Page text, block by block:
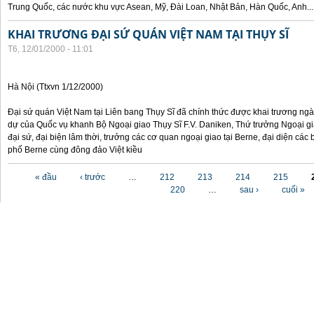
Trung Quốc, các nước khu vực Asean, Mỹ, Đài Loan, Nhật Bản, Hàn Quốc, Anh...
KHAI TRƯƠNG ĐẠI SỨ QUÁN VIỆT NAM TẠI THỤY SĨ
T6, 12/01/2000 - 11:01
Hà Nội (Ttxvn 1/12/2000)
Đại sứ quán Việt Nam tại Liên bang Thụy Sĩ đã chính thức được khai trương
dự của Quốc vụ khanh Bộ Ngoại giao Thụy Sĩ F.V. Daniken, Thứ trưởng Ngoại
đại sứ, đại biện lâm thời, trưởng các cơ quan ngoại giao tại Berne, đại diện các
phố Berne cùng đông đảo Việt kiều
« đầu ‹ trước … 212 213 214 215
220
… sau › cuối »